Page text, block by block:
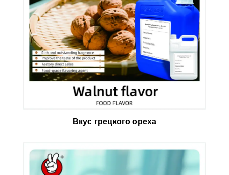
Вкус грецкого ореха